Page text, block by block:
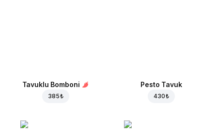
Tavuklu Bomboni
385 ₺
Pesto Tavuk
430 ₺